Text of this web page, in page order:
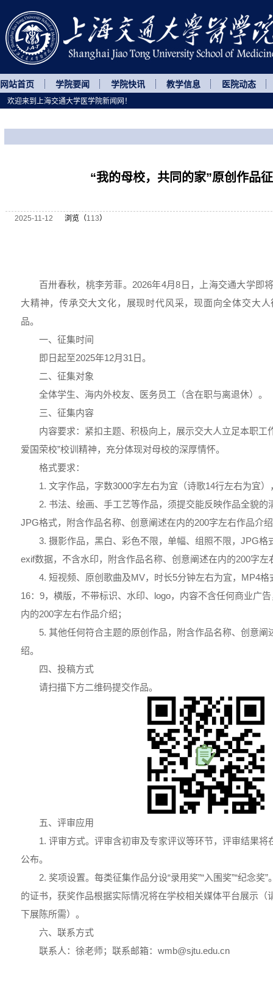
网站首页 学院要闻 学院快讯 教学信息 医院动态
“我的母校，共同的家”原创作品
2025-11-12 浏览（113）
百卅春秋，桃李芳菲。2026年4月8日，上海交通大学即
大精神，传承交大文化，展现时代风采，现面向全体交大
品。
一、征集时间
即日起至2025年12月31日。
二、征集对象
全体学生、海内外校友、医务员工（含在职与离退休）。
三、征集内容
内容要求：紧扣主题、积极向上，展示交大人立足本职工
爱国荣校”校训精神，充分体现对母校的深厚情怀。
格式要求：
1. 文字作品，字数3000字左右为宜（诗歌14行左右为宜
2. 书法、绘画、手工艺等作品，须提交能反映作品全貌的
JPG格式，附含作品名称、创意阐述在内的200字左右作品介
3. 摄影作品，黑白、彩色不限，单幅、组照不限，JPG格
exif数据，不含水印，附含作品名称、创意阐述在内的200字左
4. 短视频、原创歌曲及MV，时长5分钟左右为宜，MP4
16：9，横版，不带标识、水印、logo，内容不含任何商业广
内的200字左右作品介绍；
5. 其他任何符合主题的原创作品，附含作品名称、创意阐
绍。
四、投稿方式
请扫描下方二维码提交作品。
五、评审应用
1. 评审方式。评审含初审及专家评议等环节，评审结果将
公布。
2. 奖项设置。每类征集作品分设“录用奖”“入围奖”“纪念奖
的证书，获奖作品根据实际情况将在学校相关媒体平台展示（
下展陈所需）。
六、联系方式
联系人：徐老师；联系邮箱：wmb@sjtu.edu.cn
欢迎来到上海交通大学医学院新闻网！